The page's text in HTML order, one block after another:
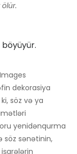
dekorasiya
söz və ya
yenidənqurma
söz sənətinin,